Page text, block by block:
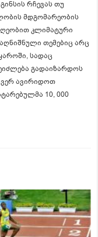
რჩევას თუ
მდგომარეობის
კლიმატური
თემებიც არც
სადაც
გადაიზარდოს
ვერ ავირიდოთ
10, 000